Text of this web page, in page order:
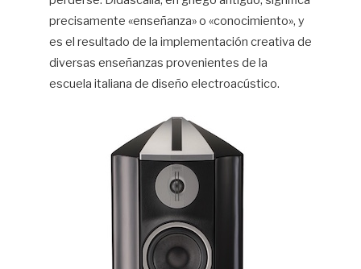
precisamente «enseñanza» o «conocimiento», y
es el resultado de la implementación creativa de
diversas enseñanzas provenientes de la
escuela italiana de diseño electroacústico.